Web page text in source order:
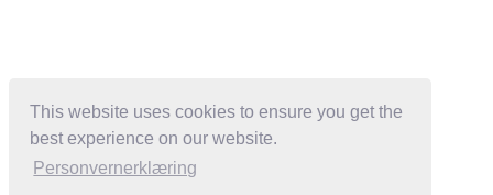
This website uses cookies to ensure you get the
best experience on our website.
Personvernerklæring